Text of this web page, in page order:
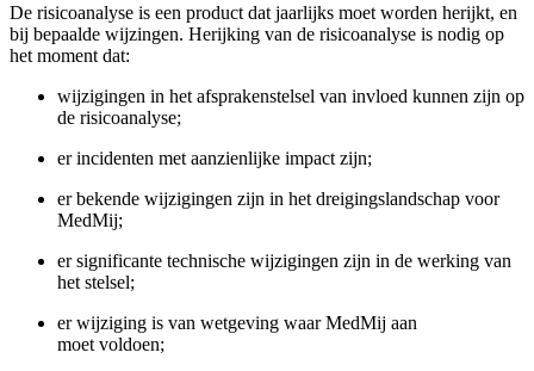
De risicoanalyse is een product dat jaarlijks moet worden herijkt, en
bij bepaalde wijzingen. Herijking van de risicoanalyse is nodig op
het moment dat:
wijzigingen in het afsprakenstelsel van invloed kunnen zijn op
de risicoanalyse;
er incidenten met aanzienlijke impact zijn;
er bekende wijzigingen zijn in het dreigingslandschap voor
MedMij;
er significante technische wijzigingen zijn in de werking van
het stelsel;
er wijziging is van wetgeving waar MedMij aan
moet voldoen;